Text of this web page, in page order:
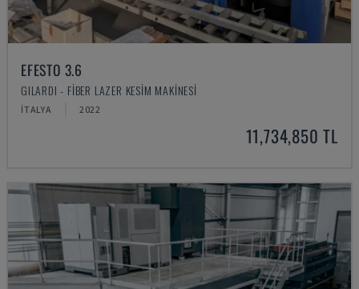
EFESTO 3.6
GILARDI - FIBER LAZER KESIM MAKINESI
İTALYA 2022
11,734,850 TL